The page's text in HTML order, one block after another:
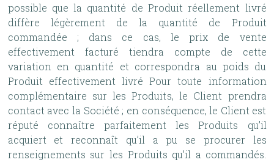
possible que la quantité de Produit réellement livré
diffère légèrement de la quantité de Produit
commandée ; dans ce cas, le prix de vente
effectivement facturé tiendra compte de cette
variation en quantité et correspondra au poids du
Produit effectivement livré Pour toute information
complémentaire sur les Produits, le Client prendra
contact avec la Société ; en conséquence, le Client est
réputé connaître parfaitement les Produits qu’il
acquiert et reconnaît qu’il a pu se procurer les
renseignements sur les Produits qu’il a commandés.